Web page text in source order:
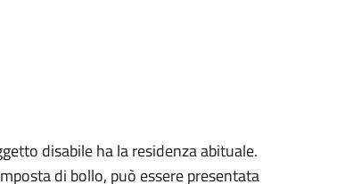
disabile ha la residenza abituale.
di bollo, può essere presentata